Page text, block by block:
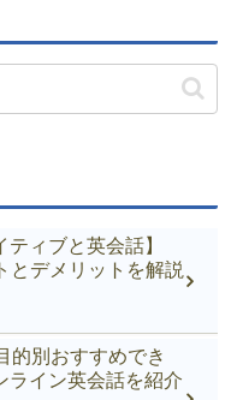
ティブと英会話】
とデメリットを解説
的別おすすめでき
ライン英会話を紹介